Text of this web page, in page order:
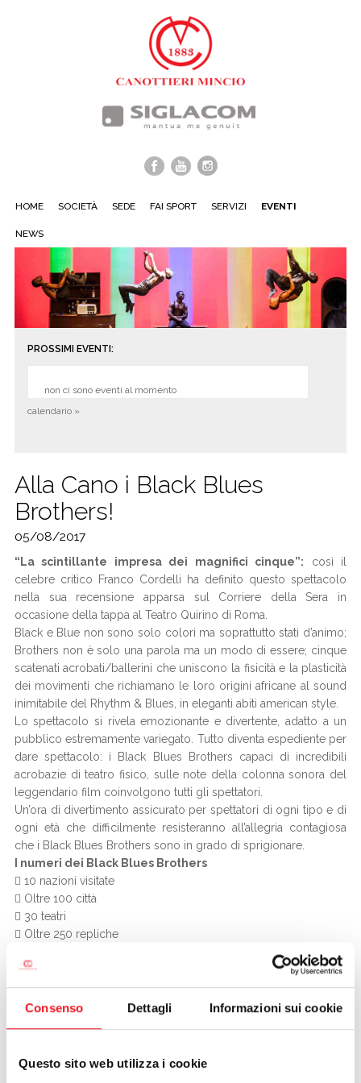
Consenso Dettagli Informazioni sui cookie
Questo sito web utilizza i cookie
HOME SOCIETÀ SEDE FAI SPORT SERVIZI EVENTI
NEWS
PROSSIMI EVENTI:
non ci sono eventi al momento
calendario »
Alla Cano i Black Blues
Brothers!
05/08/2017
“La scintillante impresa dei magnifici cinque”: così il
celebre critico Franco Cordelli ha definito questo spettacolo
nella sua recensione apparsa sul Corriere della Sera in
occasione della tappa al Teatro Quirino di Roma.
Black e Blue non sono solo colori ma soprattutto stati d’animo;
Brothers non è solo una parola ma un modo di essere; cinque
scatenati acrobati/ballerini che uniscono la fisicità e la plasticità
dei movimenti che richiamano le loro origini africane al sound
inimitabile del Rhythm & Blues, in eleganti abiti american style.
Lo spettacolo si rivela emozionante e divertente, adatto a un
pubblico estremamente variegato. Tutto diventa espediente per
dare spettacolo: i Black Blues Brothers capaci di incredibili
acrobazie di teatro fisico, sulle note della colonna sonora del
leggendario film coinvolgono tutti gli spettatori.
Un’ora di divertimento assicurato per spettatori di ogni tipo e di
ogni età che difficilmente resisteranno all’allegria contagiosa
che i Black Blues Brothers sono in grado di sprigionare.
I numeri dei Black Blues Brothers
 10 nazioni visitate
 Oltre 100 città
 30 teatri
 Oltre 250 repliche
 25.000 km percorsi durante la tournée
 1.000 salti mortali
 Oltre 1 km a testa in giù durante gli show
Tra circo contemporaneo e commedia musicale, questa